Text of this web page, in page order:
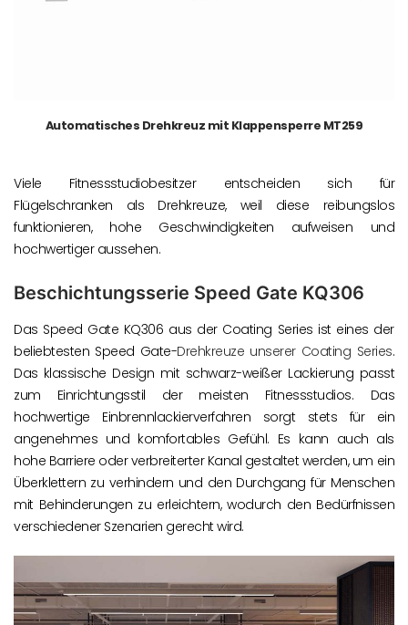
Automatisches Drehkreuz mit Klappensperre MT259
Viele Fitnessstudiobesitzer entscheiden sich für
Flügelschranken als Drehkreuze, weil diese reibungslos
funktionieren, hohe Geschwindigkeiten aufweisen und
hochwertiger aussehen.
Beschichtungsserie Speed ​​Gate KQ306
Das Speed ​​Gate KQ306 aus der Coating Series ist eines der
beliebtesten Speed ​​Gate-Drehkreuze unserer Coating Series.
Das klassische Design mit schwarz-weißer Lackierung passt
zum Einrichtungsstil der meisten Fitnessstudios. Das
hochwertige Einbrennlackierverfahren sorgt stets für ein
angenehmes und komfortables Gefühl. Es kann auch als
hohe Barriere oder verbreiterter Kanal gestaltet werden, um ein
Überklettern zu verhindern und den Durchgang für Menschen
mit Behinderungen zu erleichtern, wodurch den Bedürfnissen
verschiedener Szenarien gerecht wird.